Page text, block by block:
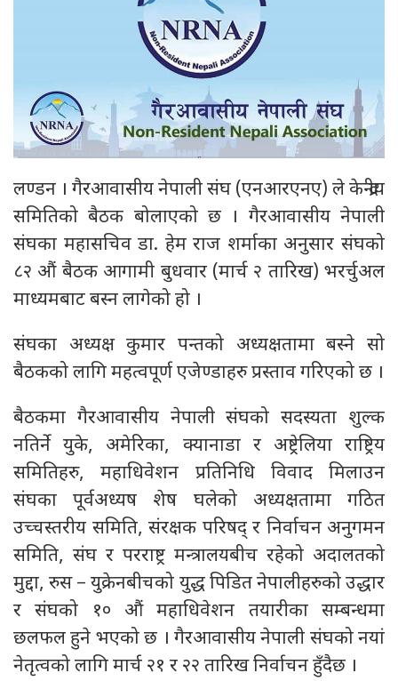
लण्डन । गैरआवासीय नेपाली संघ (एनआरएनए) ले केन्द्रीय
समितिको बैठक बोलाएको छ । गैरआवासीय नेपाली
संघका महासचिव डा. हेम राज शर्माका अनुसार संघको
८२ औं बैठक आगामी बुधवार (मार्च २ तारिख) भरर्चुअल
माध्यमबाट बस्न लागेको हो ।
संघका अध्यक्ष कुमार पन्तको अध्यक्षतामा बस्ने सो
बैठकको लागि महत्वपूर्ण एजेण्डाहरु प्रस्ताव गरिएको छ ।
बैठकमा गैरआवासीय नेपाली संघको सदस्यता शुल्क
नतिर्ने युके, अमेरिका, क्यानाडा र अष्ट्रेलिया राष्ट्रिय
समितिहरु, महाधिवेशन प्रतिनिधि विवाद मिलाउन
संघका पूर्वअध्यष शेष घलेको अध्यक्षतामा गठित
उच्चस्तरीय समिति, संरक्षक परिषद् र निर्वाचन अनुगमन
समिति, संघ र परराष्ट्र मन्त्रालयबीच रहेको अदालतको
मुद्दा, रुस – युक्रेनबीचको युद्ध पिडित नेपालीहरुको उद्धार
र संघको १० औं महाधिवेशन तयारीका सम्बन्धमा
छलफल हुने भएको छ । गैरआवासीय नेपाली संघको नयां
नेतृत्वको लागि मार्च २१ र २२ तारिख निर्वाचन हुँदैछ ।